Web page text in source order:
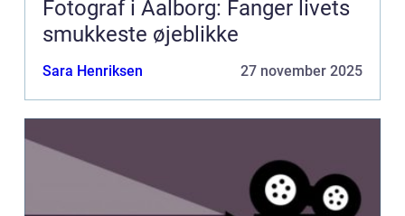
Fotograf i Aalborg: Fanger livets
smukkeste øjeblikke
Sara Henriksen 27 november 2025